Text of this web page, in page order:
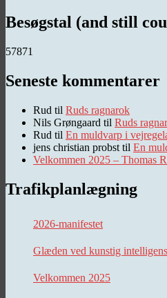
Besøgstal (and still
57871
Seneste kommentarer
Rud til Ruds ragnarok
Nils Grøngaard til Ruds
Rud til En muldvarp i
jens christian probst til En
Velkommen 2025 – Thomas
Trafikplanlægning
2026-manifestet
Glæden ved kunstig intelligens
Velkommen 2025